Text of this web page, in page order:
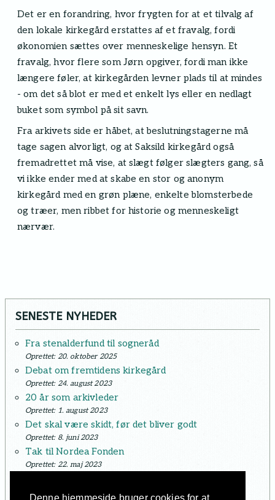
Det er en forandring, hvor frygten for at et tilvalg af
den lokale kirkegård erstattes af et fravalg, fordi
økonomien sættes over menneskelige hensyn. Et
fravalg, hvor flere som Jørn opgiver, fordi man ikke
længere føler, at kirkegården levner plads til at mindes
- om det så blot er med et enkelt lys eller en nedlagt
buket som symbol på sit savn.
Fra arkivets side er håbet, at beslutningstagerne må
tage sagen alvorligt, og at Saksild kirkegård også
fremadrettet må vise, at slægt følger slægters gang, så
vi ikke ender med at skabe en stor og anonym
kirkegård med en grøn plæne, enkelte blomsterbede
og træer, men ribbet for historie og menneskeligt
nærvær.
SENESTE NYHEDER
Fra stenalderfund til sogneråd
Oprettet: 20. oktober 2025
Debat om fremtidens kirkegård
Oprettet: 24. august 2023
20 år som arkivleder
Oprettet: 1. august 2023
Det skal være skidt, før det bliver godt
Oprettet: 8. juni 2023
Tak til Nordea Fonden
Oprettet: 22. maj 2023